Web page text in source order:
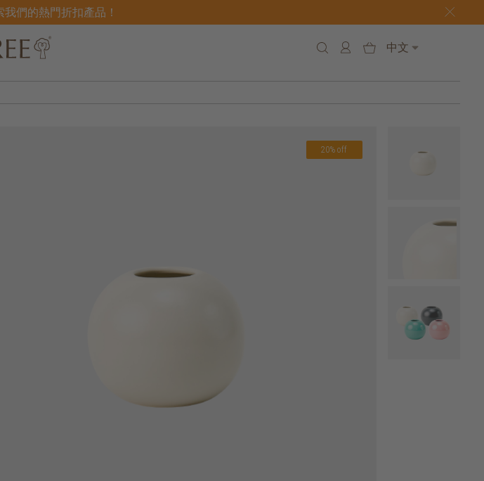
們的熱門折扣產品！
中文
20% off